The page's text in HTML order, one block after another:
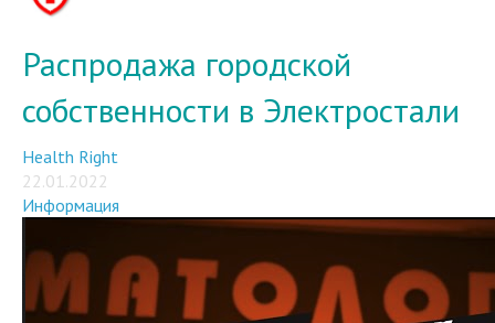
Распродажа городской
собственности в Электростали
Health Right
22.01.2022
Информация